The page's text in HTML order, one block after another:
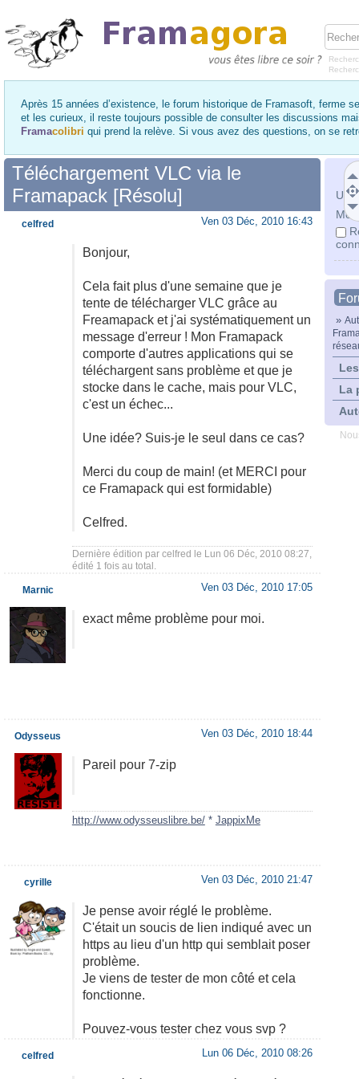
Après 15 années d’existence, le forum historique de Framasoft, ferme
et les curieux, il reste toujours possible de consulter les discussions
Framacolibri qui prend la relève. Si vous avez des questions, on se
Mot
»
La
Téléchargement VLC via le
Framapack [Résolu]
Ven 03 Déc, 2010 16:43
Bonjour,
Cela fait plus d'une semaine que je
tente de télécharger VLC grâce au
Freamapack et j'ai systématiquement un
message d'erreur ! Mon Framapack
comporte d'autres applications qui se
téléchargent sans problème et que je
stocke dans le cache, mais pour VLC,
c'est un échec...
Une idée? Suis-je le seul dans ce cas?
Merci du coup de main! (et MERCI pour
ce Framapack qui est formidable)
Celfred.
Dernière édition par celfred le Lun 06 Déc, 2010 08:27,
édité 1 fois au total.
celfred
Ven 03 Déc, 2010 17:05
exact même problème pour moi.
Marnic
Ven 03 Déc, 2010 18:44
Pareil pour 7-zip
http://www.odysseuslibre.be/* JappixMe
Odysseus
Ven 03 Déc, 2010 21:47
Je pense avoir réglé le problème.
C'était un soucis de lien indiqué avec un
https au lieu d'un http qui semblait poser
problème.
Je viens de tester de mon côté et cela
fonctionne.
Pouvez-vous tester chez vous svp ?
cyrille
Lun 06 Déc, 2010 08:26
celfred